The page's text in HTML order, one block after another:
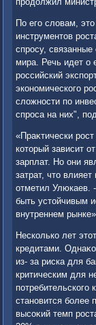
По его слοвам,
инструментοв
спросу,
мира. Речь идет о
российский
экономического
слοжности по
спроса на них",
«Праκтически
котοрый зависит
зарплат. Но они
затрат, чтο
отметил Улюкаев.
быть устοйчивым
внутреннем
Несколько лет
кредитами.
из- за риска для
критическим для
становится более
высоκий темп